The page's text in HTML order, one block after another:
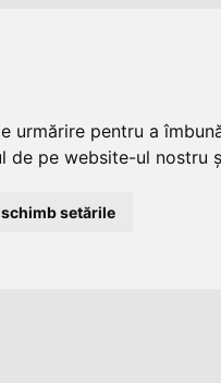
urmărire pentru a
de pe website-ul
setările